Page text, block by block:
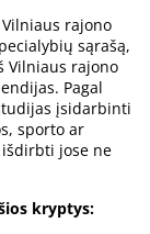
rajono
sąrašą,
Vilniaus rajono
Pagal
įsidarbinti
sporto ar
jose ne
kryptys: